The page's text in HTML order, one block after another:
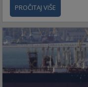
PROČITAJ VIŠE